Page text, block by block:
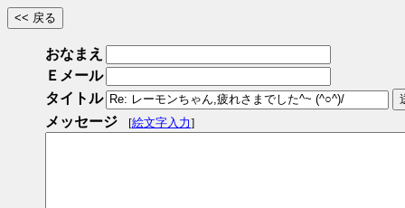
おなまえ
Ｅメール
タイトル
メッセージ
[絵文字入力]